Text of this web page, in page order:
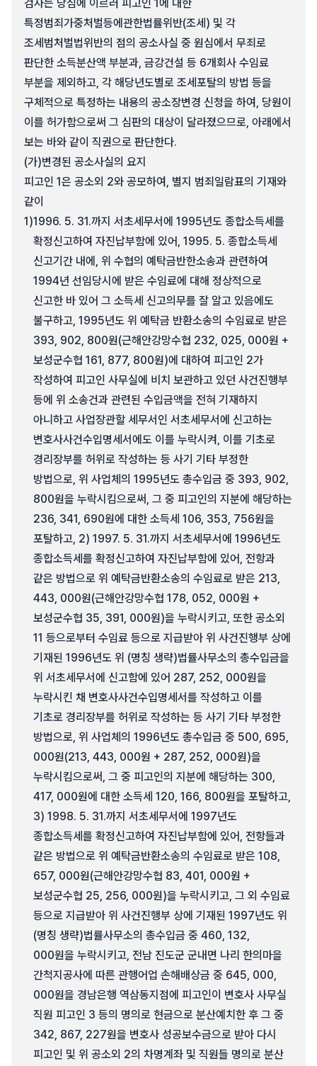
검사는 당심에 이르러 피고인 1에 대한
특정범죄가중처벌등에관한법률위반(조세) 및 각
조세범처벌법위반의 점의 공소사실 중 원심에서 무죄로
판단한 소득분산액 부분과, 금강건설 등 6개회사 수임료
부분을 제외하고, 각 해당년도별로 조세포탈의 방법 등을
구체적으로 특정하는 내용의 공소장변경 신청을 하여, 당원이
이를 허가함으로써 그 심판의 대상이 달라졌으므로, 아래에서
보는 바와 같이 직권으로 판단한다.
(가)변경된 공소사실의 요지
피고인 1은 공소외 2와 공모하여, 별지 범죄일람표의 기재와
같이
1)1996. 5. 31.까지 서초세무서에 1995년도 종합소득세를
확정신고하여 자진납부함에 있어, 1995. 5. 종합소득세
신고기간 내에, 위 수협의 예탁금반한소송과 관련하여
1994년 선임당시에 받은 수임료에 대해 정상적으로
신고한 바 있어 그 소득세 신고의무를 잘 알고 있음에도
불구하고, 1995년도 위 예탁금 반환소송의 수임료로 받은
393, 902, 800원(근해안강망수협 232, 025, 000원 +
보성군수협 161, 877, 800원)에 대하여 피고인 2가
작성하여 피고인 사무실에 비치 보관하고 있던 사건진행부
등에 위 소송건과 관련된 수입금액을 전혀 기재하지
아니하고 사업장관할 세무서인 서초세무서에 신고하는
변호사사건수입명세서에도 이를 누락시켜, 이를 기초로
경리장부를 허위로 작성하는 등 사기 기타 부정한
방법으로, 위 사업체의 1995년도 총수입금 중 393, 902,
800원을 누락시킴으로써, 그 중 피고인의 지분에 해당하는
236, 341, 690원에 대한 소득세 106, 353, 756원을
포탈하고, 2) 1997. 5. 31.까지 서초세무서에 1996년도
종합소득세를 확정신고하여 자진납부함에 있어, 전항과
같은 방법으로 위 예탁금반환소송의 수임료로 받은 213,
443, 000원(근해안강망수협 178, 052, 000원 +
보성군수협 35, 391, 000원)을 누락시키고, 또한 공소외
11 등으로부터 수임료 등으로 지급받아 위 사건진행부 상에
기재된 1996년도 위 (명칭 생략)법률사무소의 총수입금을
위 서초세무서에 신고함에 있어 287, 252, 000원을
누락시킨 채 변호사사건수입명세서를 작성하고 이를
기초로 경리장부를 허위로 작성하는 등 사기 기타 부정한
방법으로, 위 사업체의 1996년도 총수입금 중 500, 695,
000원(213, 443, 000원 + 287, 252, 000원)을
누락시킴으로써, 그 중 피고인의 지분에 해당하는 300,
417, 000원에 대한 소득세 120, 166, 800원을 포탈하고,
3) 1998. 5. 31.까지 서초세무서에 1997년도
종합소득세를 확정신고하여 자진납부함에 있어, 전항들과
같은 방법으로 위 예탁금반환소송의 수임료로 받은 108,
657, 000원(근해안강망수협 83, 401, 000원 +
보성군수협 25, 256, 000원)을 누락시키고, 그 외 수임료
등으로 지급받아 위 사건진행부 상에 기재된 1997년도 위
(명칭 생략)법률사무소의 총수입금 중 460, 132,
000원을 누락시키고, 전남 진도군 군내면 나리 한의마을
간척지공사에 따른 관행어업 손해배상금 중 645, 000,
000원을 경남은행 역삼동지점에 피고인이 변호사 사무실
직원 피고인 3 등의 명의로 현금으로 분산예치한 후 그 중
342, 867, 227원을 변호사 성공보수금으로 받아 다시
피고인 및 위 공소외 2의 차명계좌 및 직원들 명의로 분산